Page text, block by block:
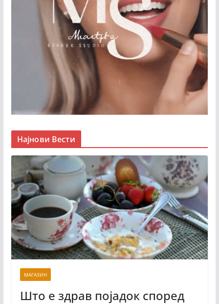
Најнови Вести
МАГАЗИН
Што е здрав појадок според